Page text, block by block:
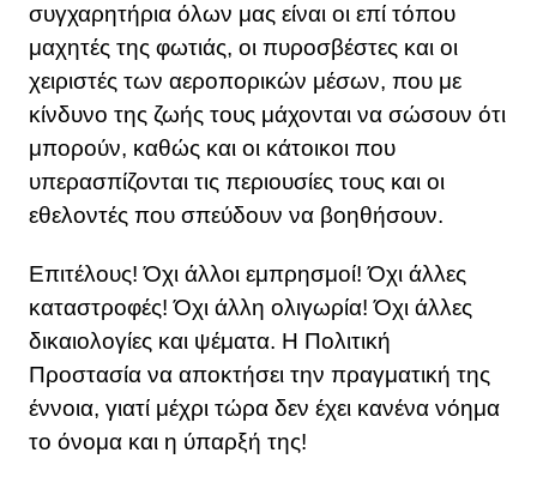
συγχαρητήρια όλων μας είναι οι επί τόπου
μαχητές της φωτιάς, οι πυροσβέστες και οι
χειριστές των αεροπορικών μέσων, που με
κίνδυνο της ζωής τους μάχονται να σώσουν ότι
μπορούν, καθώς και οι κάτοικοι που
υπερασπίζονται τις περιουσίες τους και οι
εθελοντές που σπεύδουν να βοηθήσουν.
Επιτέλους! Όχι άλλοι εμπρησμοί! Όχι άλλες
καταστροφές! Όχι άλλη ολιγωρία! Όχι άλλες
δικαιολογίες και ψέματα. Η Πολιτική
Προστασία να αποκτήσει την πραγματική της
έννοια, γιατί μέχρι τώρα δεν έχει κανένα νόημα
το όνομα και η ύπαρξή της!